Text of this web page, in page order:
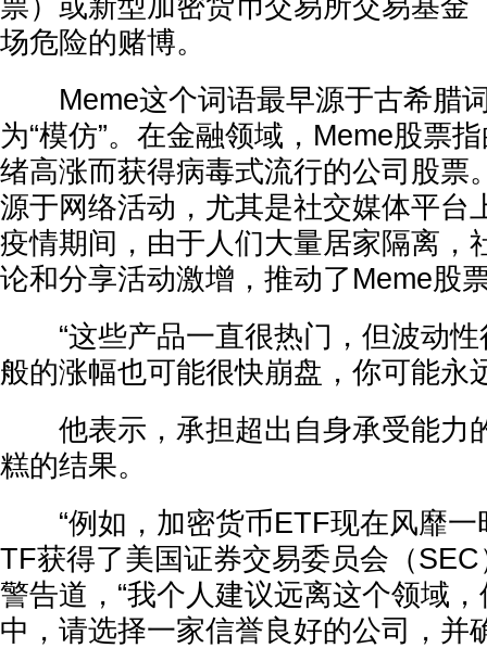
票）或新型加密货币交易所交易基金
场危险的赌博。
Meme这个词语最早源于古希腊词
为“模仿”。在金融领域，Meme股票
绪高涨而获得病毒式流行的公司股票
源于网络活动，尤其是社交媒体平台
疫情期间，由于人们大量居家隔离，
论和分享活动激增，推动了Meme股
“这些产品一直很热门，但波动性
般的涨幅也可能很快崩盘，你可能永
他表示，承担超出自身承受能力
糕的结果。
“例如，加密货币ETF现在风靡一
TF获得了美国证券交易委员会（SEC
警告道，“我个人建议远离这个领域
中，请选择一家信誉良好的公司，并